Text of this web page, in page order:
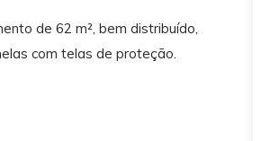
de 62 m², bem distribuído,
com telas de proteção.